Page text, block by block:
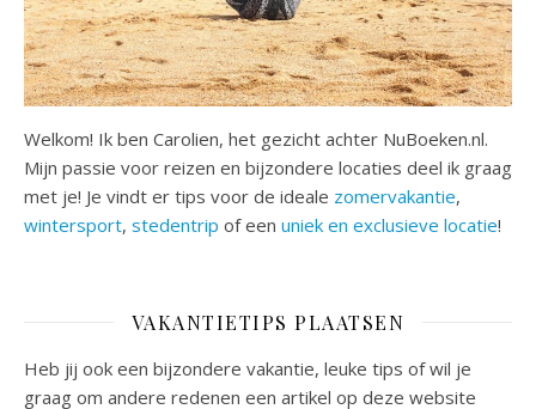
Welkom! Ik ben Carolien, het gezicht achter NuBoeken.nl.
Mijn passie voor reizen en bijzondere locaties deel ik graag
met je! Je vindt er tips voor de ideale zomervakantie,
wintersport, stedentrip of een uniek en exclusieve locatie!
VAKANTIETIPS PLAATSEN
Heb jij ook een bijzondere vakantie, leuke tips of wil je
graag om andere redenen een artikel op deze website